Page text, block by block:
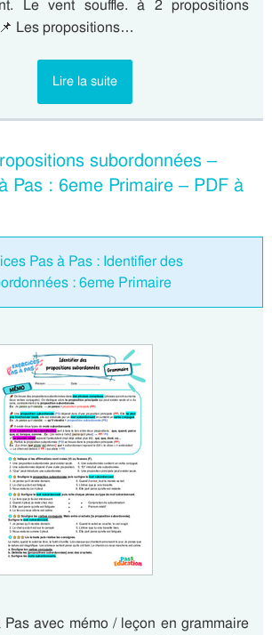
Le vent souffle. à 2 propositions
Les propositions…
Lire la suite
subordonnées –
Pas : 6eme Primaire – PDF à
Pas à Pas : Identifier des
: 6eme Primaire
avec mémo / leçon en grammaire